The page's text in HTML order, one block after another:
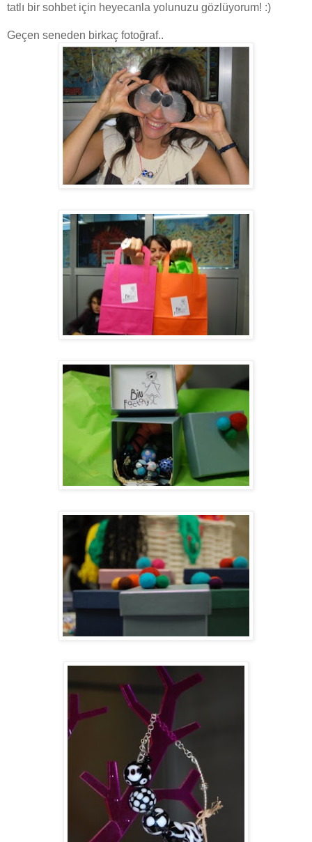
tatlı bir sohbet için heyecanla yolunuzu gözlüyorum! :)
Geçen seneden birkaç fotoğraf..